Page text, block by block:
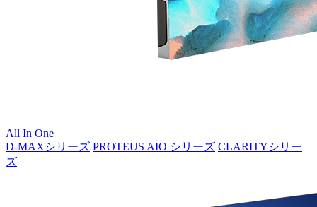
All In One
D-MAXシリーズ PROTEUS AIO シリーズ CLARITYシリー
ズ